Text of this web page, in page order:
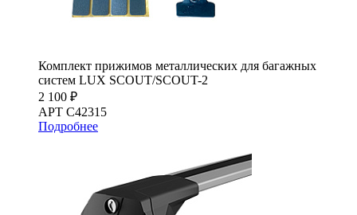
Комплект прижимов металлических для багажных
систем LUX SCOUT/SCOUT-2
2 100 ₽
АРТ C42315
Подробнее